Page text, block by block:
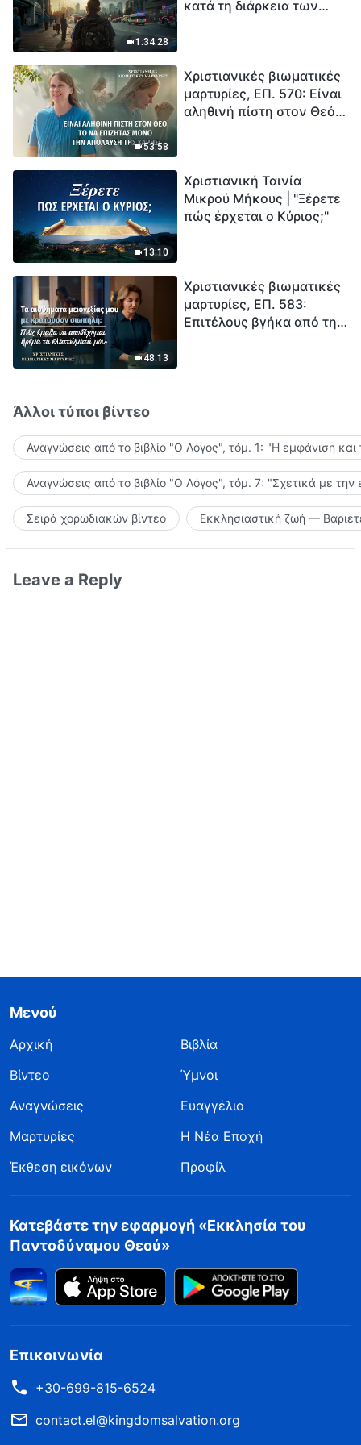
1:34:28
κατά τη διάρκεια των
εξαφάνισης». Οι
καταστροφές χτυπούν.
Ξεκινά η αντίστροφη
53:58
Χριστιανικές βιωματικές
μαρτυρίες, ΕΠ. 570: Είναι
αληθινή πίστη στον Θεό
13:10
Χριστιανική Ταινία
Μικρού Μήκους | "Ξέρετε
πώς έρχεται ο Κύριος;"
48:13
Χριστιανικές βιωματικές
μαρτυρίες, ΕΠ. 583:
Επιτέλους βγήκα από τη
Άλλοι τύποι βίντεο
Αναγνώσεις από το βιβλίο "Ο Λόγος", τόμ. 1: "Η εμφάνιση
Αναγνώσεις από το βιβλίο "Ο Λόγος", τόμ. 7: "Σχετικά με την
Σειρά χορωδιακών βίντεο Εκκλησιαστική ζωή —
Leave a Reply
Μενού
Αρχική
Βιβλία
Βίντεο
Ύμνοι
Αναγνώσεις
Ευαγγέλιο
Μαρτυρίες
Η Νέα Εποχή
Έκθεση εικόνων
Προφίλ
Κατεβάστε την εφαρμογή «Εκκλησία του
Παντοδύναμου Θεού»
Επικοινωνία
+30-699-815-6524
contact.el@kingdomsalvation.org